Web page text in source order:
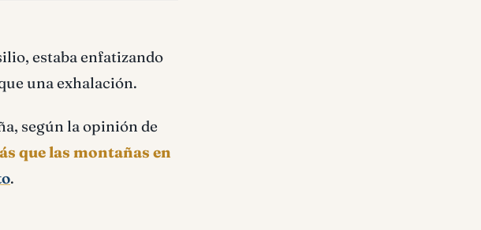
estaba enfatizando
una exhalación.
según la opinión de
que las montañas en
.